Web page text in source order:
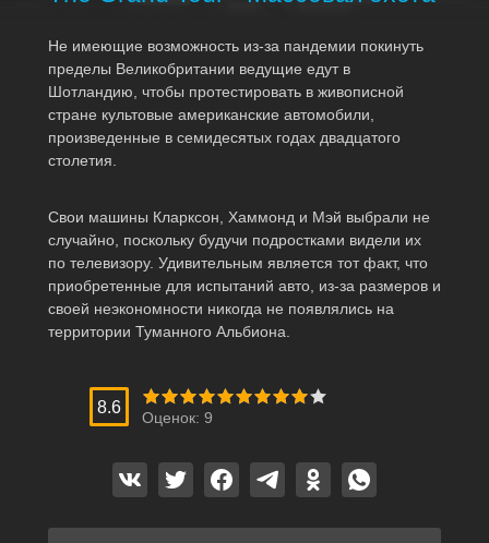
Не имеющие возможность из-за пандемии покинуть
пределы Великобритании ведущие едут в
Шотландию, чтобы протестировать в живописной
стране культовые американские автомобили,
произведенные в семидесятых годах двадцатого
столетия.
Свои машины Кларксон, Хаммонд и Мэй выбрали не
случайно, поскольку будучи подростками видели их
по телевизору. Удивительным является тот факт, что
приобретенные для испытаний авто, из-за размеров и
своей неэкономности никогда не появлялись на
территории Туманного Альбиона.
8.6
Оценок: 9